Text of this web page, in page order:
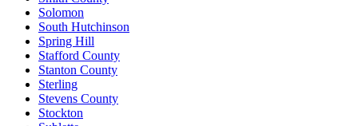
Solomon
South Hutchinson
Spring Hill
Stafford County
Stanton County
Sterling
Stevens County
Stockton